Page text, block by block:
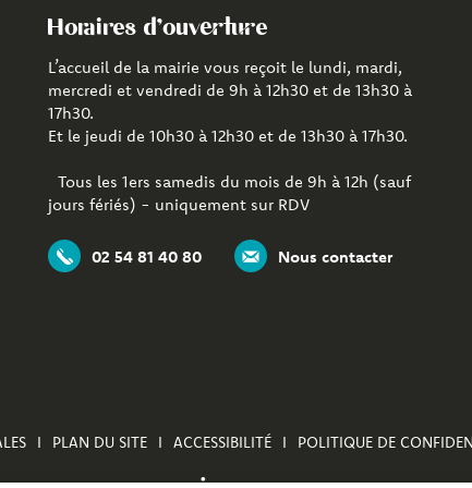
Horaires d'ouverture
L’accueil de la mairie vous reçoit le lundi, mardi,
mercredi et vendredi de 9h à 12h30 et de 13h30 à
17h30.
Et le jeudi de 10h30 à 12h30 et de 13h30 à 17h30.
Tous les 1ers samedis du mois de 9h à 12h (sauf
jours fériés) - uniquement sur RDV
02 54 81 40 80 Nous contacter
PLAN DU SITE ACCESSIBILITÉ POLITIQUE DE